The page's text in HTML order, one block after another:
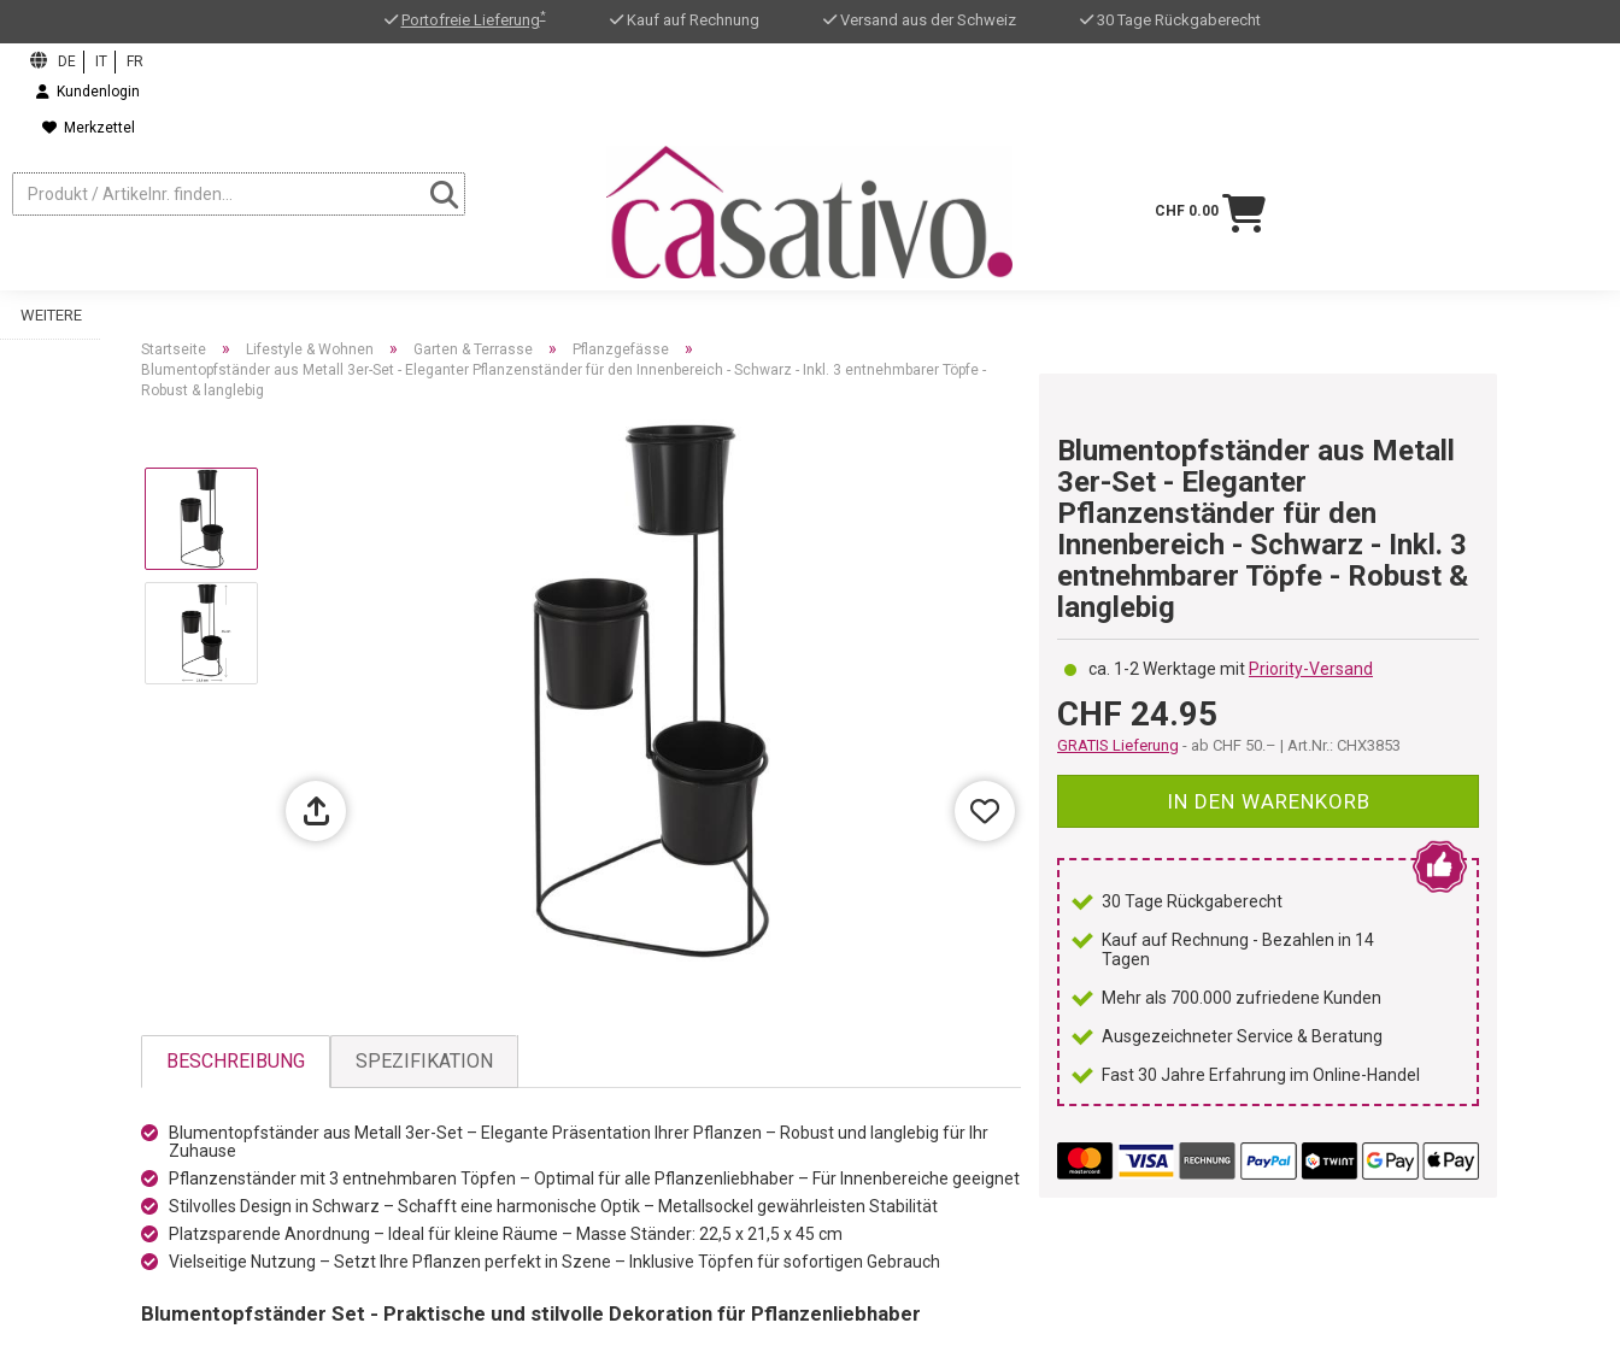
Portofreie Lieferung* Kauf auf Rechnung Versand aus der Schweiz 30 Tage Rückgaberecht
Kundenlogin
Merkzettel
CHF 0.00
WEITERE
Startseite » Lifestyle & Wohnen » Garten & Terrasse » Pflanzgefässe »
Blumentopfständer aus Metall 3er-Set - Eleganter Pflanzenständer für den Innenbereich - Schwarz - Inkl. 3 entnehmbarer Töpfe -
Robust & langlebig
Blumentopfständer aus Metall
3er-Set - Eleganter
Pflanzenständer für den
Innenbereich - Schwarz - Inkl. 3
entnehmbarer Töpfe - Robust &
langlebig
ca. 1-2 Werktage mit Priority-Versand
CHF 24.95
GRATIS Lieferung - ab CHF 50.– | Art.Nr.: CHX3853
IN DEN WARENKORB
30 Tage Rückgaberecht
Kauf auf Rechnung - Bezahlen in 14
Tagen
Mehr als 700.000 zufriedene Kunden
Ausgezeichneter Service & Beratung
Fast 30 Jahre Erfahrung im Online-Handel
BESCHREIBUNG SPEZIFIKATION
Blumentopfständer aus Metall 3er-Set – Elegante Präsentation Ihrer Pflanzen – Robust und langlebig für Ihr
Zuhause
Pflanzenständer mit 3 entnehmbaren Töpfen – Optimal für alle Pflanzenliebhaber – Für Innenbereiche geeignet
Stilvolles Design in Schwarz – Schafft eine harmonische Optik – Metallsockel gewährleisten Stabilität
Platzsparende Anordnung – Ideal für kleine Räume – Masse Ständer: 22,5 x 21,5 x 45 cm
Vielseitige Nutzung – Setzt Ihre Pflanzen perfekt in Szene – Inklusive Töpfen für sofortigen Gebrauch
Blumentopfständer Set - Praktische und stilvolle Dekoration für Pflanzenliebhaber